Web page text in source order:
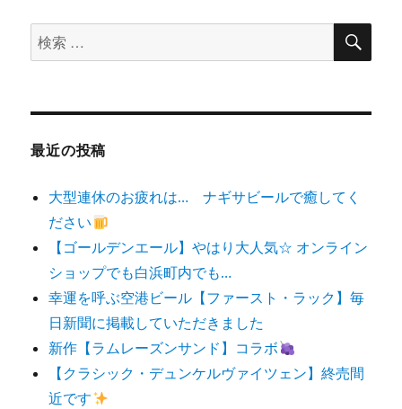
検
索
象:
検
最近の投稿
大型連休のお疲れは… ナギサビールで癒してく
ださい
【ゴールデンエール】やはり大人気☆ オンライン
ショップでも白浜町内でも…
幸運を呼ぶ空港ビール【ファースト・ラック】毎
日新聞に掲載していただきました
新作【ラムレーズンサンド】コラボ
【クラシック・デュンケルヴァイツェン】終売間
近です